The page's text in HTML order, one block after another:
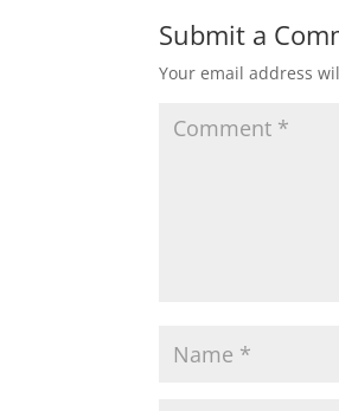
Submit a
Your email address